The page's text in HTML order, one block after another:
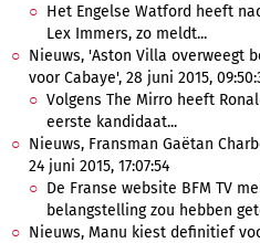
Het Engelse Watford heeft
Lex Immers, zo meldt...
Nieuws, 'Aston Villa overweegt
voor Cabaye', 28 juni 2015,
Volgens The Mirro heeft
eerste kandidaat...
Nieuws, Fransman Gaëtan
24 juni 2015, 17:07:54
De Franse website BFM TV
belangstelling zou hebben
Nieuws, Manu kiest definitief